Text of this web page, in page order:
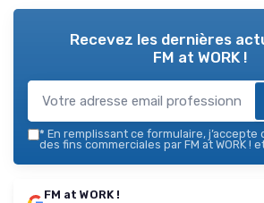
Recevez les dernières
FM at WORK !
* En remplissant ce formulaire, j’accepte
des fins commerciales par FM at WORK !
FM at WORK !